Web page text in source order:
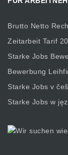
Brutto Netto
Zeitarbeit Tarif
Starke Jobs
Bewerbung
Starke Jobs v
Starke Jobs w